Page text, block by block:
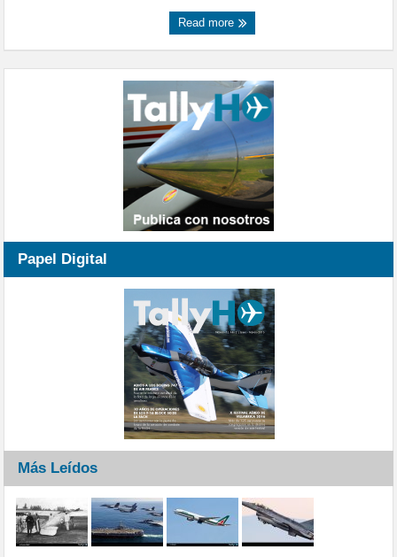
Read more
Papel Digital
Más Leídos